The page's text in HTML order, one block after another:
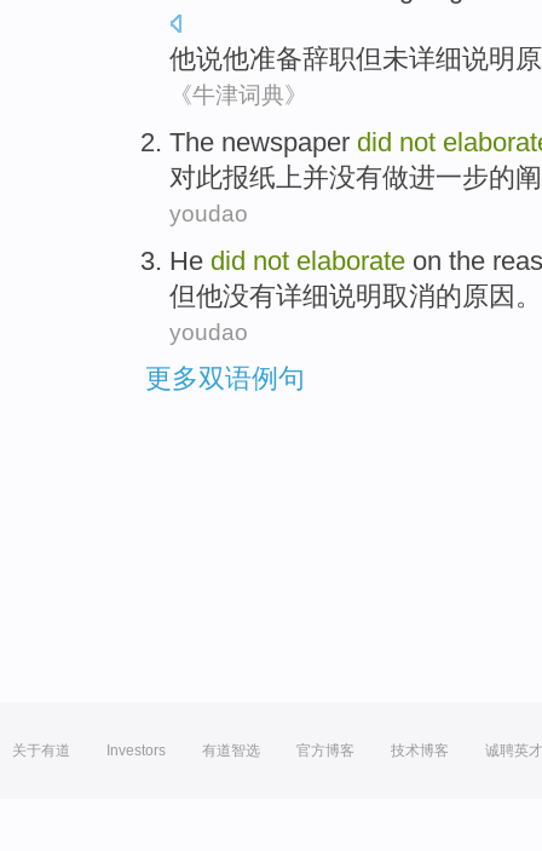
他说他准备辞职但未详细说明
《牛津词典》
The newspaper did not
对此报纸上并没有做进一步的
youdao
He did not elaborate on the
但他没有详细说明取消的 原因。
youdao
更多双语例句
关于有道 Investors 有道智选 官方博客 技术博客 诚聘英才